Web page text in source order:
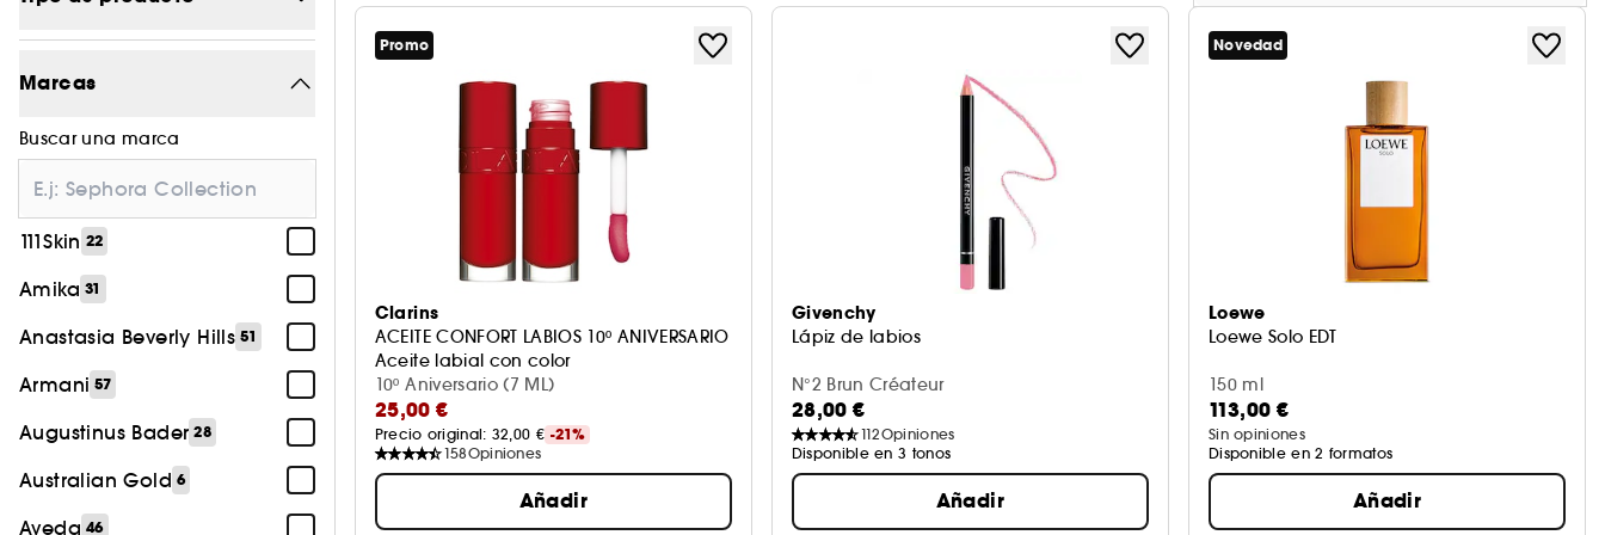
Perfume 591
Cabello
Accesorios
Cuerpo 25
Marcas
Buscar una marca
111Skin 22
Amika 31
Anastasia Beverly Hills 51
Armani 57
Augustinus Bader 28
Australian Gold 6
Aveda 46
Promo
Clarins
ACEITE CONFORT LABIOS 10º ANIVERSARIO
Aceite labial con color
10º Aniversario (7 ML)
25,00 €
Precio original: 32,00 € -21%
158Opiniones
Añadir
Givenchy
Lápiz de labios
N°2 Brun Créateur
28,00 €
112Opiniones
Disponible en 3 tonos
Añadir
Novedad
Loewe
Loewe Solo EDT
150 ml
113,00 €
Sin opiniones
Disponible en 2 formatos
Añadir